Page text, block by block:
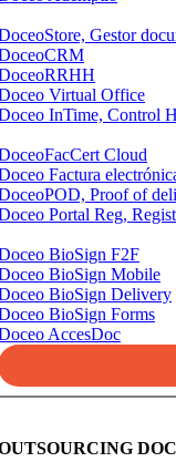
Gestor
Virtual Office
InTime, Control
Cloud
Factura
Proof of
Portal Reg,
BioSign F2F
BioSign Mobile
BioSign Delivery
BioSign Forms
AccesDoc